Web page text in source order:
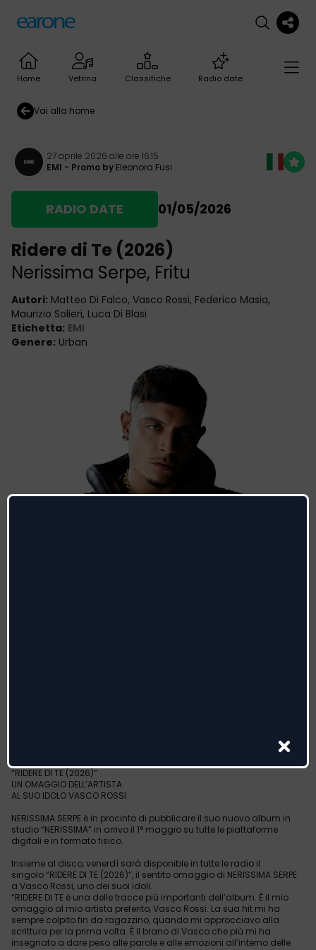
Home Vetrina Classifiche Radio date
Vai alla home
27 aprile 2026 alle ore 16:15
EMI - Promo by Eleonora Fusi
RADIO DATE 01/05/2026
Ridere di Te (2026)
Nerissima Serpe, Fritu
Autori: Matteo Di Falco, Vasco Rossi, Federico Masia,
Maurizio Solieri, Luca Di Blasi
Etichetta: EMI
Genere: Urban
“RIDERE DI TE (2026)”
UN OMAGGIO DELL’ARTISTA
AL SUO IDOLO VASCO ROSSI
NERISSIMA SERPE è in procinto di pubblicare il suo nuovo album in
studio “NERISSIMA” in arrivo il 1° maggio su tutte le piattaforme
digitali e in formato fisico.
Insieme al disco, venerdì sarà disponible in tutte le radio il
singolo “RIDERE DI TE (2026)”, il sentito omaggio di NERISSIMA SERPE
a Vasco Rossi, uno dei suoi idoli.
“RIDERE DI TE è una delle tracce più importanti dell’album. È il mio
omaggio al mio artista preferito, Vasco Rossi. La sua hit mi ha
sempre colpito fin da ragazzino, quando mi approcciavo alla
scrittura per la prima volta. È il brano di Vasco che più mi ha
insegnato a dare peso alle parole e alle emozioni all’interno delle